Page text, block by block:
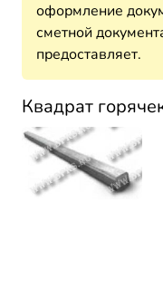
оформление
сметной
предоставляет.
Квадрат